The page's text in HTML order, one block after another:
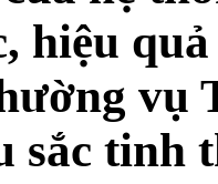
hiệu
vụ
sắc tinh